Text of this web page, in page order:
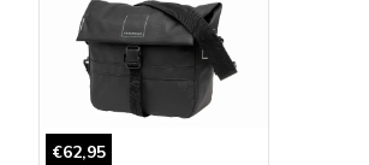
€62,95